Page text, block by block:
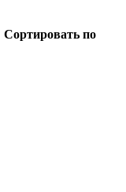
Сортировать по